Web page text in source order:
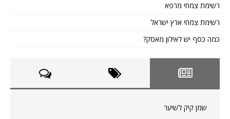
רשימת צמחי מרפא
רשימת צמחי ארץ ישראל
כמה כסף יש לאילון מאסק?
שמן קיק לשיער